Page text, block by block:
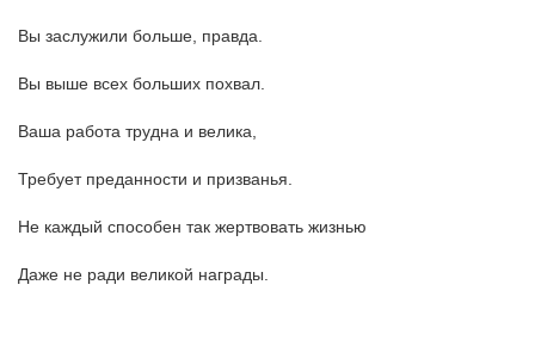
Вы заслужили больше, правда.
Вы выше всех больших похвал.
Ваша работа трудна и велика,
Требует преданности и призванья.
Не каждый способен так жертвовать жизнью
Даже не ради великой награды.